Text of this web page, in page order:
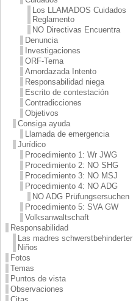
Los LLAMADOS Cuidados
Reglamento
NO Directivas Encuentra
Denuncia
Investigaciones
ORF-Tema
Amordazada Intento
Responsabilidad niega
Escrito de contestación
Contradicciones
Objetivos
Consiga ayuda
Llamada de emergencia
Jurídico
Procedimiento 1: Wr JWG
Procedimiento 2: NO SHG
Procedimiento 3: NO MSJ
Procedimiento 4: NO ADG
NO ADG Prüfungsersuchen
Procedimiento 5: SVA GW
Volksanwaltschaft
Responsabilidad
Las madres schwerstbehinderter
Niños
Fotos
Temas
Puntos de vista
Observaciones